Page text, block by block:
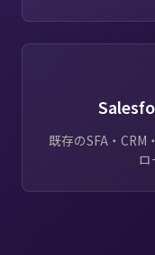
既存のSFA・
ロ